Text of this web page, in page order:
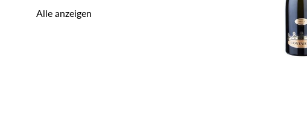
Alle anzeigen